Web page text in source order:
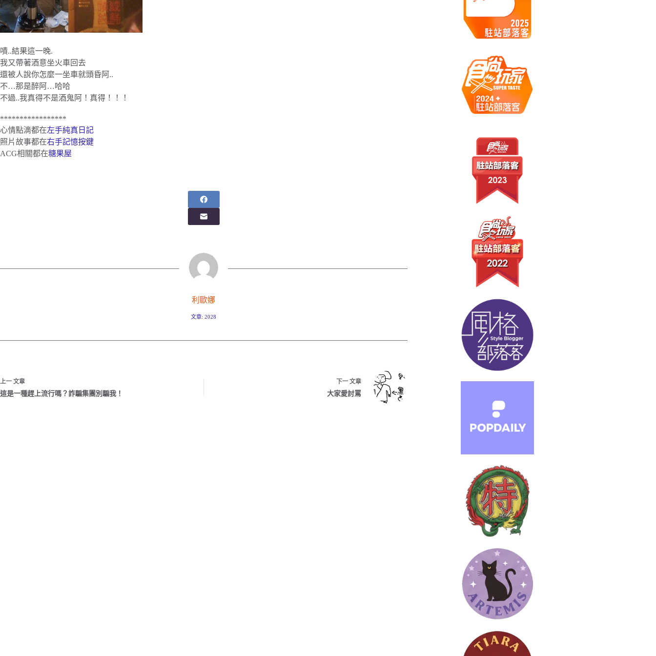
嘖..結果這一晚.
我又帶著酒意坐火車回去
還被人說你怎麼一坐車就頭昏阿..
不…那是醉阿…哈哈
不過..我真得不是酒鬼阿！真得！！！
*****************
心情點滴都在左手純真日記
照片故事都在右手記憶按鍵
ACG相關都在糖果屋
利歐娜
文章: 2028
上一 文章
這是一種趕上流行嗎？詐騙集團別騙我！
下一 文章
大家愛討罵